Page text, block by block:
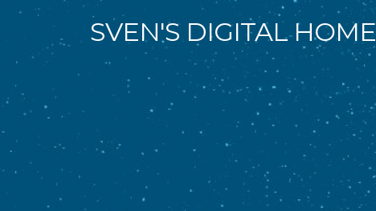
SVEN'S DIGITAL HOME